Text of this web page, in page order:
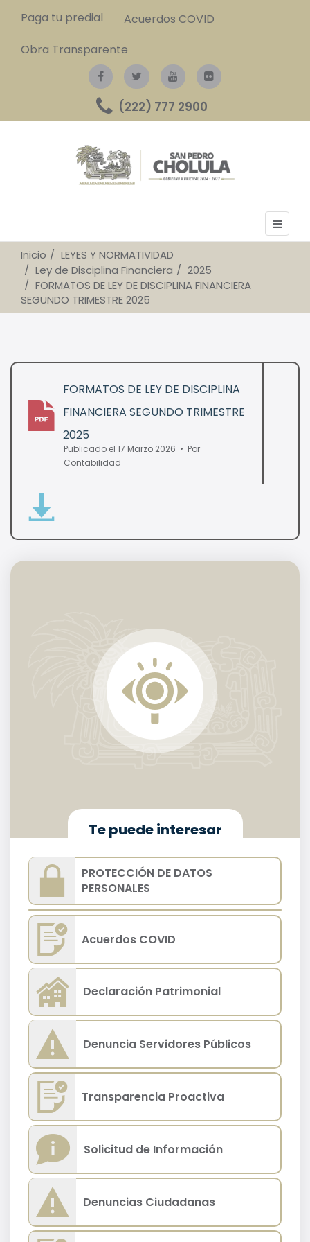
Paga tu predial
Acuerdos COVID
Obra Transparente
(222) 777 2900
Inicio
LEYES Y NORMATIVIDAD
Ley de Disciplina Financiera
2025
FORMATOS DE LEY DE DISCIPLINA FINANCIERA
SEGUNDO TRIMESTRE 2025
pdf
FORMATOS DE LEY DE DISCIPLINA
FINANCIERA SEGUNDO TRIMESTRE
2025
Publicado el 17 Marzo 2026
Por
Contabilidad
Te puede interesar
PROTECCIÓN DE DATOS
PERSONALES
Acuerdos COVID
Declaración Patrimonial
Denuncia Servidores Públicos
Transparencia Proactiva
Solicitud de Información
Denuncias Ciudadanas